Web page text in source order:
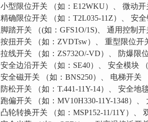
小型限位开关 （如：E12WKU）、 微动开
精确限位开关 （如：T2L035-11Z）、 安全
脚踏开关 （(如：GFS1O/1S)、 通用控制开
按扭开关 （如：ZVDTsw）、 重型限位开
拉线开关 （如：ZS732O/-VD）、 防爆限
安全边沿开关 （如：SE40）、 安全模块
安全磁开关 （如：BNS250）、 电梯开关
防松开关 （如：T.441-11Y-14）、 安全地
跑偏开关 （如：MV10H330-11Y-1348）、
凸轮转换开关 （如：MSP152-11/11Y）、